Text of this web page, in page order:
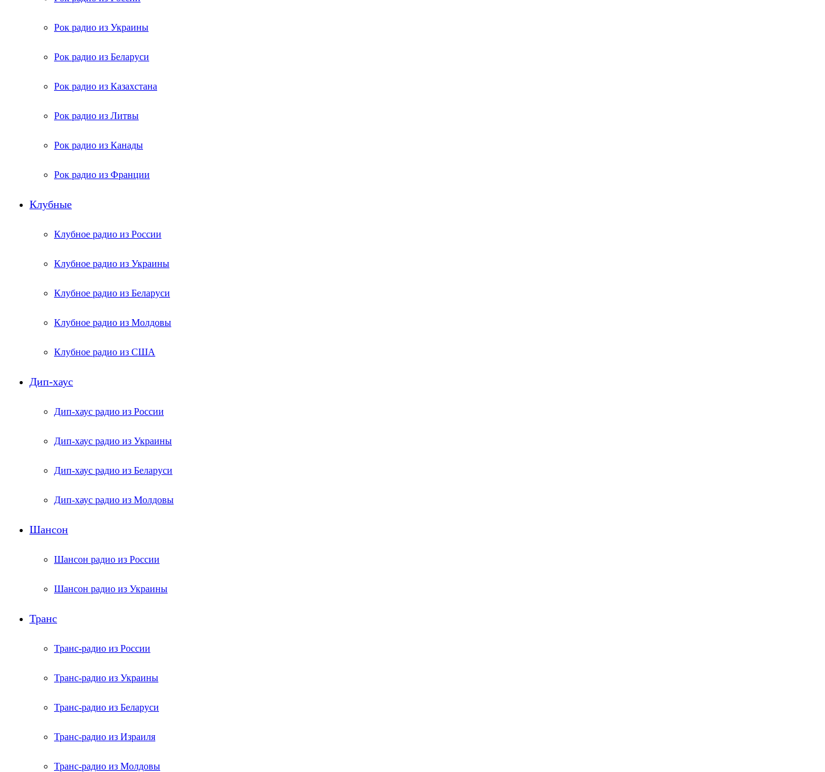
Рок радио из Украины
Рок радио из Беларуси
Рок радио из Казахстана
Рок радио из Литвы
Рок радио из Канады
Рок радио из Франции
Клубные
Клубное радио из России
Клубное радио из Украины
Клубное радио из Беларуси
Клубное радио из Молдовы
Клубное радио из США
Дип-хаус
Дип-хаус радио из России
Дип-хаус радио из Украины
Дип-хаус радио из Беларуси
Дип-хаус радио из Молдовы
Шансон
Шансон радио из России
Шансон радио из Украины
Транс
Транс-радио из России
Транс-радио из Украины
Транс-радио из Беларуси
Транс-радио из Израиля
Транс-радио из Молдовы